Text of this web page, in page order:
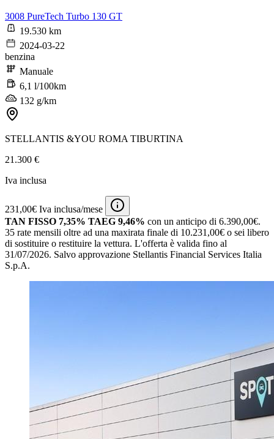
3008 PureTech Turbo 130 GT
19.530 km
2024-03-22
benzina
Manuale
6,1 l/100km
132 g/km
STELLANTIS &YOU ROMA TIBURTINA
21.300 €
Iva inclusa
231,00€ Iva inclusa/mese
TAN FISSO 7,35% TAEG 9,46% con un anticipo di 6.390,00€.
35 rate mensili oltre ad una maxirata finale di 10.231,00€ o sei libero
di sostituire o restituire la vettura. L'offerta è valida fino al
31/07/2026. Salvo approvazione Stellantis Financial Services Italia
S.p.A.